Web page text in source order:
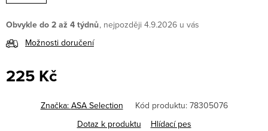
Obvykle do 2 až 4 týdnů
4.9.2026
Možnosti doručení
225 Kč
Značka: ASA Selection Kód produktu: 78305076
Dotaz k produktu
Hlídací pes